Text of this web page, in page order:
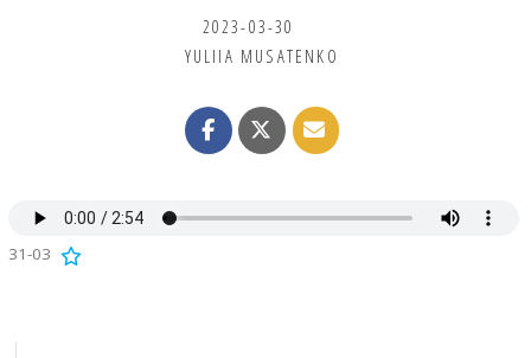
2023-03-30
YULIIA MUSATENKO
31-03